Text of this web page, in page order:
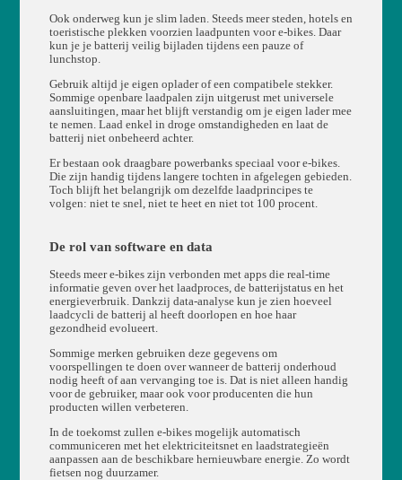
Ook onderweg kun je slim laden. Steeds meer steden, hotels en
toeristische plekken voorzien laadpunten voor e-bikes. Daar
kun je je batterij veilig bijladen tijdens een pauze of
lunchstop.
Gebruik altijd je eigen oplader of een compatibele stekker.
Sommige openbare laadpalen zijn uitgerust met universele
aansluitingen, maar het blijft verstandig om je eigen lader mee
te nemen. Laad enkel in droge omstandigheden en laat de
batterij niet onbeheerd achter.
Er bestaan ook draagbare powerbanks speciaal voor e-bikes.
Die zijn handig tijdens langere tochten in afgelegen gebieden.
Toch blijft het belangrijk om dezelfde laadprincipes te
volgen: niet te snel, niet te heet en niet tot 100 procent.
De rol van software en data
Steeds meer e-bikes zijn verbonden met apps die real-time
informatie geven over het laadproces, de batterijstatus en het
energieverbruik. Dankzij data-analyse kun je zien hoeveel
laadcycli de batterij al heeft doorlopen en hoe haar
gezondheid evolueert.
Sommige merken gebruiken deze gegevens om
voorspellingen te doen over wanneer de batterij onderhoud
nodig heeft of aan vervanging toe is. Dat is niet alleen handig
voor de gebruiker, maar ook voor producenten die hun
producten willen verbeteren.
In de toekomst zullen e-bikes mogelijk automatisch
communiceren met het elektriciteitsnet en laadstrategieën
aanpassen aan de beschikbare hernieuwbare energie. Zo wordt
fietsen nog duurzamer.